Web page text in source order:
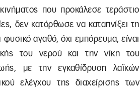
που προκάλεσε τεράστιο
δεν κατόρθωσε να καταπνίξει τη
αγαθό, όχι εμπόρευμα, είναι
του νερού και την νίκη του
με την εγκαθίδρυση λαϊκών
ελέγχου της διαχείρισης των